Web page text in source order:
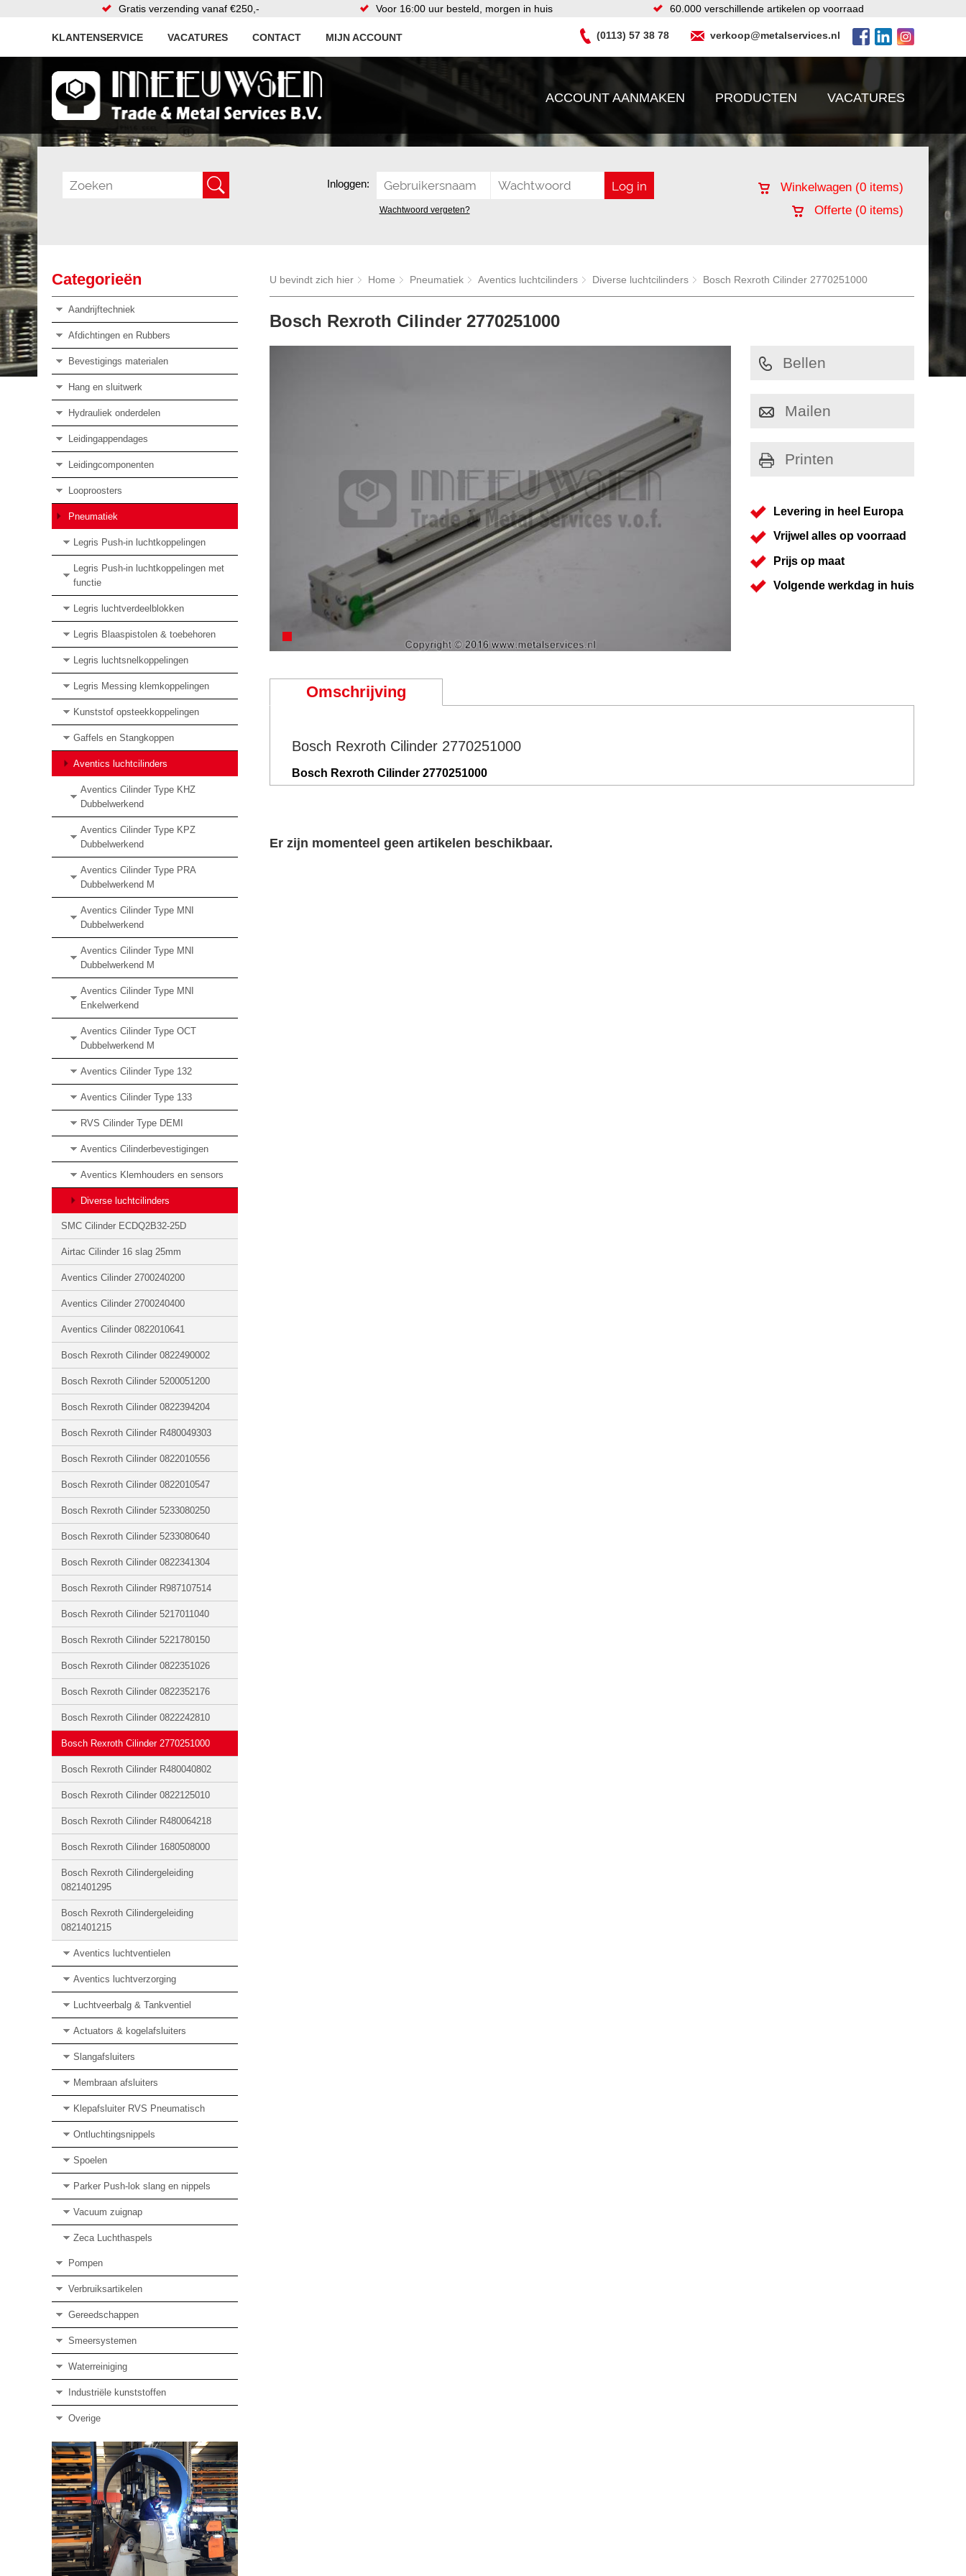
Gratis verzending vanaf €250,- Voor 16:00 uur besteld, morgen in huis 60.000 verschillende artikelen op voorraad
KLANTENSERVICE VACATURES CONTACT MIJN ACCOUNT (0113) 57 38 78 verkoop@metalservices.nl
ACCOUNT AANMAKEN PRODUCTEN VACATURES
Inloggen:
Wachtwoord vergeten?
Winkelwagen (0 items)
Offerte (0 items)
Categorieën
Aandrijftechniek
Afdichtingen en Rubbers
Bevestigings materialen
Hang en sluitwerk
Hydrauliek onderdelen
Leidingappendages
Leidingcomponenten
Looproosters
Pneumatiek
Legris Push-in luchtkoppelingen
Legris Push-in luchtkoppelingen met
functie
Legris luchtverdeelblokken
Legris Blaaspistolen & toebehoren
Legris luchtsnelkoppelingen
Legris Messing klemkoppelingen
Kunststof opsteekkoppelingen
Gaffels en Stangkoppen
Aventics luchtcilinders
Aventics Cilinder Type KHZ
Dubbelwerkend
Aventics Cilinder Type KPZ
Dubbelwerkend
Aventics Cilinder Type PRA
Dubbelwerkend M
Aventics Cilinder Type MNI
Dubbelwerkend
Aventics Cilinder Type MNI
Dubbelwerkend M
Aventics Cilinder Type MNI
Enkelwerkend
Aventics Cilinder Type OCT
Dubbelwerkend M
Aventics Cilinder Type 132
Aventics Cilinder Type 133
RVS Cilinder Type DEMI
Aventics Cilinderbevestigingen
Aventics Klemhouders en sensors
Diverse luchtcilinders
SMC Cilinder ECDQ2B32-25D
Airtac Cilinder 16 slag 25mm
Aventics Cilinder 2700240200
Aventics Cilinder 2700240400
Aventics Cilinder 0822010641
Bosch Rexroth Cilinder 0822490002
Bosch Rexroth Cilinder 5200051200
Bosch Rexroth Cilinder 0822394204
Bosch Rexroth Cilinder R480049303
Bosch Rexroth Cilinder 0822010556
Bosch Rexroth Cilinder 0822010547
Bosch Rexroth Cilinder 5233080250
Bosch Rexroth Cilinder 5233080640
Bosch Rexroth Cilinder 0822341304
Bosch Rexroth Cilinder R987107514
Bosch Rexroth Cilinder 5217011040
Bosch Rexroth Cilinder 5221780150
Bosch Rexroth Cilinder 0822351026
Bosch Rexroth Cilinder 0822352176
Bosch Rexroth Cilinder 0822242810
Bosch Rexroth Cilinder 2770251000
Bosch Rexroth Cilinder R480040802
Bosch Rexroth Cilinder 0822125010
Bosch Rexroth Cilinder R480064218
Bosch Rexroth Cilinder 1680508000
Bosch Rexroth Cilindergeleiding
0821401295
Bosch Rexroth Cilindergeleiding
0821401215
Aventics luchtventielen
Aventics luchtverzorging
Luchtveerbalg & Tankventiel
Actuators & kogelafsluiters
Slangafsluiters
Membraan afsluiters
Klepafsluiter RVS Pneumatisch
Ontluchtingsnippels
Spoelen
Parker Push-lok slang en nippels
Vacuum zuignap
Zeca Luchthaspels
Pompen
Verbruiksartikelen
Gereedschappen
Smeersystemen
Waterreiniging
Industriële kunststoffen
Overige
U bevindt zich hier Home Pneumatiek Aventics luchtcilinders Diverse luchtcilinders Bosch Rexroth Cilinder 2770251000
Bosch Rexroth Cilinder 2770251000
Bellen
Mailen
Printen
Levering in heel Europa
Vrijwel alles op voorraad
Prijs op maat
Volgende werkdag in huis
Omschrijving
Bosch Rexroth Cilinder 2770251000
Bosch Rexroth Cilinder 2770251000
Er zijn momenteel geen artikelen beschikbaar.